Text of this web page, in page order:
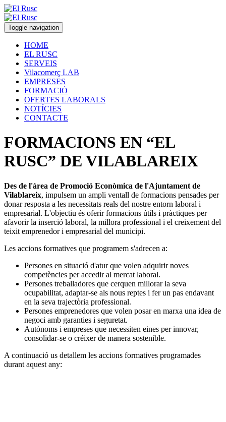
Toggle navigation
HOME
EL RUSC
SERVEIS
Vilacomerç LAB
EMPRESES
FORMACIÓ
OFERTES LABORALS
NOTÍCIES
CONTACTE
FORMACIONS EN “EL
RUSC” DE VILABLAREIX
Des de l'àrea de Promoció Econòmica de l'Ajuntament de
Vilablareix, impulsem un ampli ventall de formacions pensades per
donar resposta a les necessitats reals del nostre entorn laboral i
empresarial. L'objectiu és oferir formacions útils i pràctiques per
afavorir la inserció laboral, la millora professional i el creixement del
teixit emprenedor i empresarial del municipi.
Les accions formatives que programem s'adrecen a:
Persones en situació d'atur que volen adquirir noves
competències per accedir al mercat laboral.
Persones treballadores que cerquen millorar la seva
ocupabilitat, adaptar-se als nous reptes i fer un pas endavant
en la seva trajectòria professional.
Persones emprenedores que volen posar en marxa una idea de
negoci amb garanties i seguretat.
Autònoms i empreses que necessiten eines per innovar,
consolidar-se o créixer de manera sostenible.
A continuació us detallem les accions formatives programades
durant aquest any: